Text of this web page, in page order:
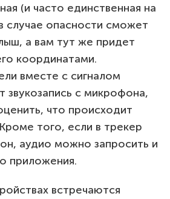
(и часто единственная на
случае опасности сможет
а вам тут же придет
координатами.
вместе с сигналом
звукозапись с микрофона,
что происходит
того, если в трекер
аудио можно запросить и
приложения.
встречаются